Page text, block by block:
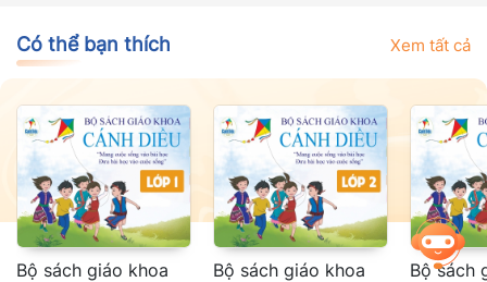
trong tiếng Hán hiện
đại
Có thể bạn thích Xem tất cả
Bộ sách giáo khoa Bộ sách giáo khoa Bộ sách